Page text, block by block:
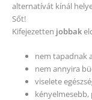
alternatívát kínál
Sőt!
Kifejezetten jobbak
nem tapadnak
nem annyira
viselete
kényelmesebb,